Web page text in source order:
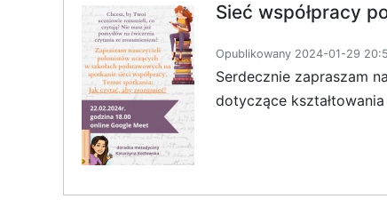
Sieć współpracy
Opublikowany 2024-01-29
Serdecznie zapraszam
dotyczące